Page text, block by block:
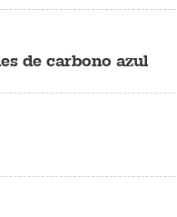
de carbono azul